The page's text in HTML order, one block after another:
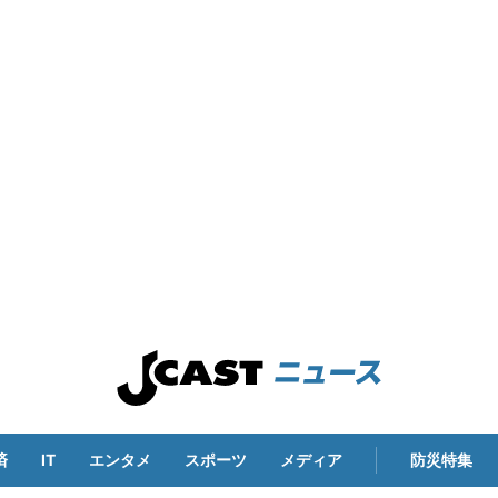
IT エンタメ スポーツ メディア 防災特集